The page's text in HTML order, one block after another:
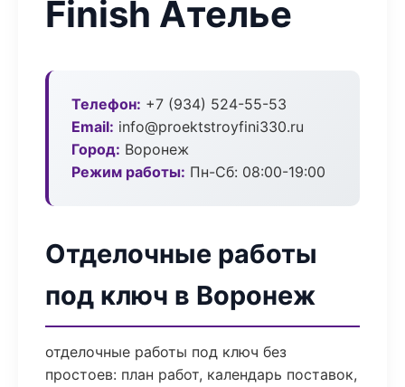
Finish Ателье
Телефон: +7 (934) 524-55-53
Email: info@proektstroyfini330.ru
Город: Воронеж
Режим работы: Пн-Сб: 08:00-19:00
Отделочные работы
под ключ в Воронеж
отделочные работы под ключ без
простоев: план работ, календарь поставок,